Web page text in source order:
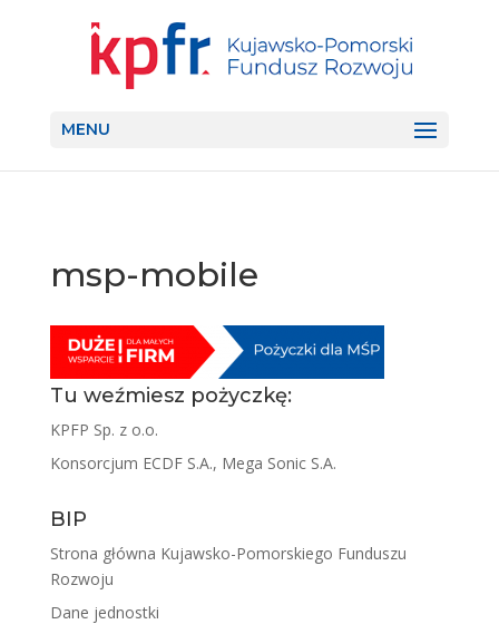
MENU
msp-mobile
Tu weźmiesz pożyczkę:
KPFP Sp. z o.o.
Konsorcjum ECDF S.A., Mega Sonic S.A.
BIP
Strona główna Kujawsko-Pomorskiego Funduszu
Rozwoju
Dane jednostki